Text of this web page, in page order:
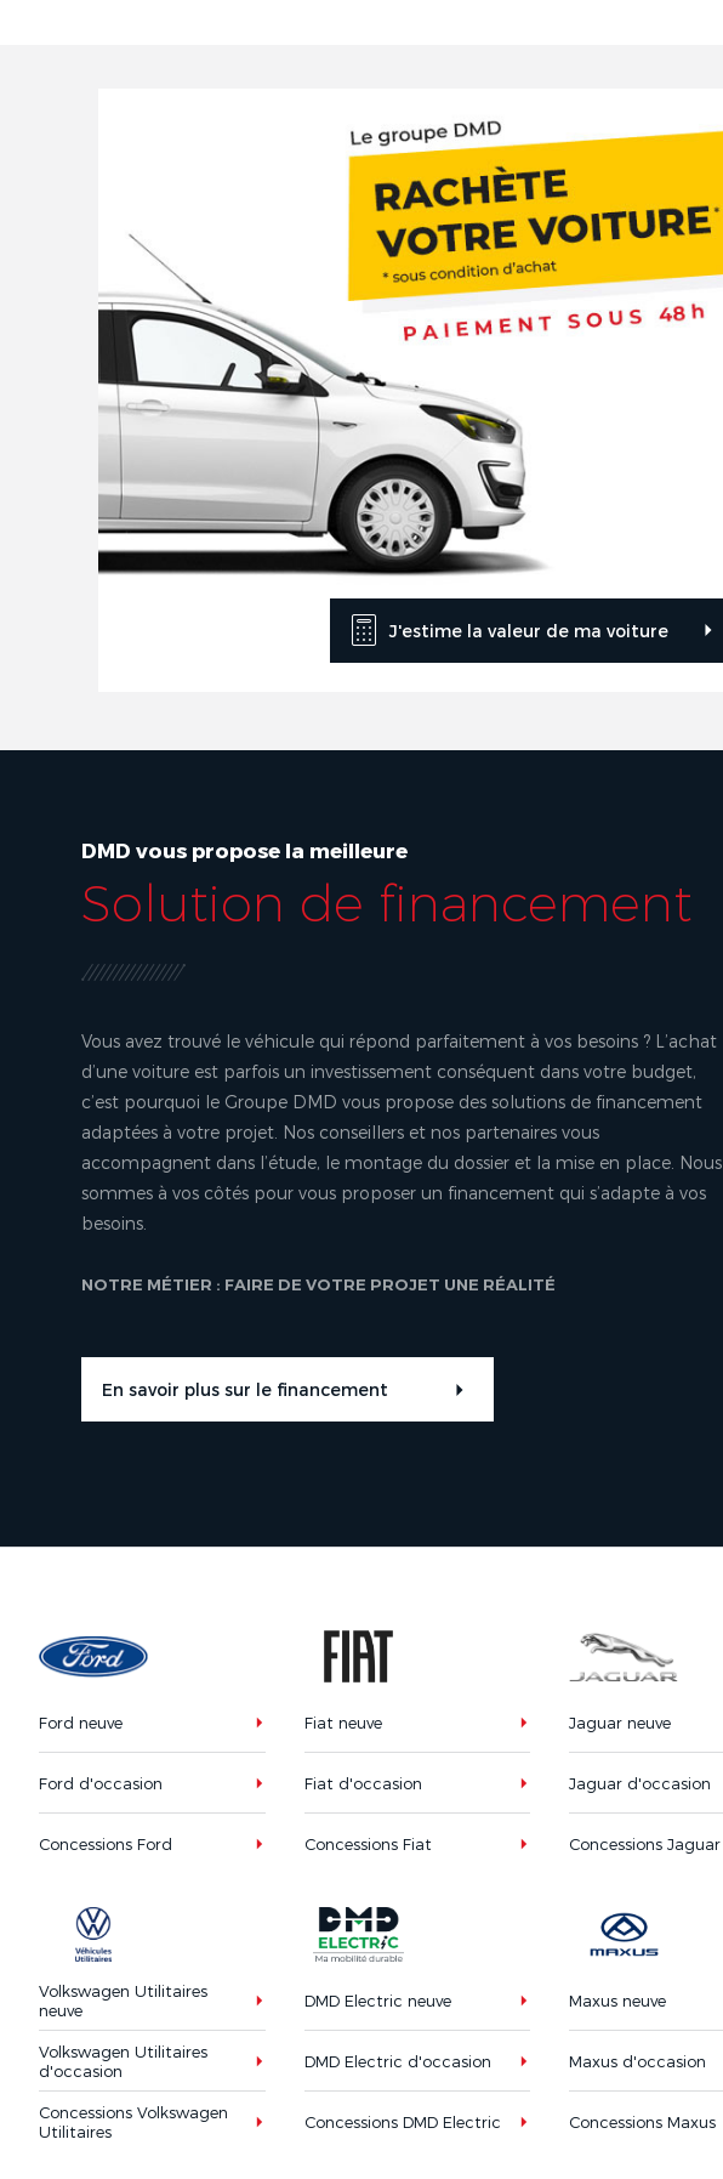
J'estime la valeur de ma voiture
DMD vous propose la meilleure
Solution de financement
Vous avez trouvé le véhicule qui répond parfaitement à vos besoins ? L’achat
d’une voiture est parfois un investissement conséquent dans votre budget,
c’est pourquoi le Groupe DMD vous propose des solutions de financement
adaptées à votre projet. Nos conseillers et nos partenaires vous
accompagnent dans l’étude, le montage du dossier et la mise en place. Nous
sommes à vos côtés pour vous proposer un financement qui s’adapte à vos
besoins.
NOTRE MÉTIER : FAIRE DE VOTRE PROJET UNE RÉALITÉ
En savoir plus sur le financement
Ford neuve
Ford d'occasion
Concessions Ford
Fiat neuve
Fiat d'occasion
Concessions Fiat
Jaguar neuve
Jaguar d'occasion
Concessions Jaguar
Volkswagen Utilitaires
neuve
Volkswagen Utilitaires
d'occasion
Concessions Volkswagen
Utilitaires
DMD Electric neuve
DMD Electric d'occasion
Concessions DMD Electric
Maxus neuve
Maxus d'occasion
Concessions Maxus